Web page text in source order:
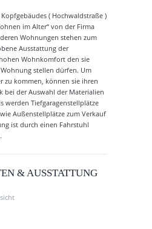
( Hochwaldstraße )
im Alter“ von der Firma
Wohnungen stehen zum
Ausstattung der
Wohnkomfort den sie
stellen dürfen. Um
zu kommen, können sie ihren
bei der Auswahl der Materialien
werden Tiefgaragenstellplätze
Außenstellplätze zum Verkauf
ist durch einen Fahrstuhl
& AUSSTATTUNG